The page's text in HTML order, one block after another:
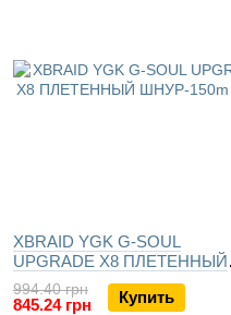
XBRAID YGK G-SOUL
UPGRADE X8 ПЛЕТЕННЫЙ
ШНУР-150m
994.40 грн
845.24 грн Купить